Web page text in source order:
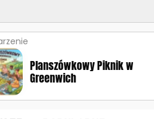
Planszówkowy Piknik w
Greenwich